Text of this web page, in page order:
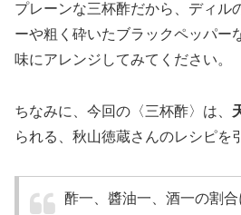
プレーンな三杯酢だから、ディル
ーや粗く砕いたブラックペッパー
味にアレンジしてみてください。
ちなみに、今回の〈三杯酢〉は、
られる、秋山徳蔵さんのレシピを
酢一、醬油一、酒一の割